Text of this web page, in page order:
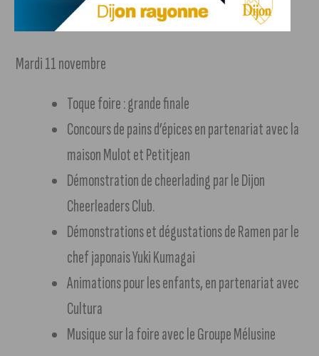
Musique sur la foire avec le Groupe Mélusine
Mardi 11 novembre
Toque foire : grande finale
Concours de pains d’épices en partenariat avec la
maison Mulot et Petitjean
Démonstration de cheerlading par le Dijon
Cheerleaders Club.
Démonstrations et dégustations de Ramen par le
chef japonais Yuki Kumagai
Animations pour les enfants, en partenariat avec
Cultura
Musique sur la foire avec le Groupe Mélusine